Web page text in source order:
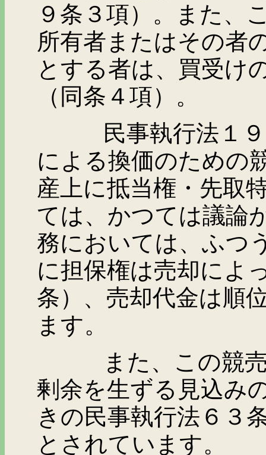
９条３項）。また、
所有者またはその者
とする者は、買受け
（同条４項）。
民事執行法１９５
による換価のための
産上に抵当権・先取
ては、かつては議論
務においては、ふつ
に担保権は売却によ
条）、売却代金は順
ます。
また、この競売手
剰余を生ずる見込み
きの民事執行法６３
とされています。